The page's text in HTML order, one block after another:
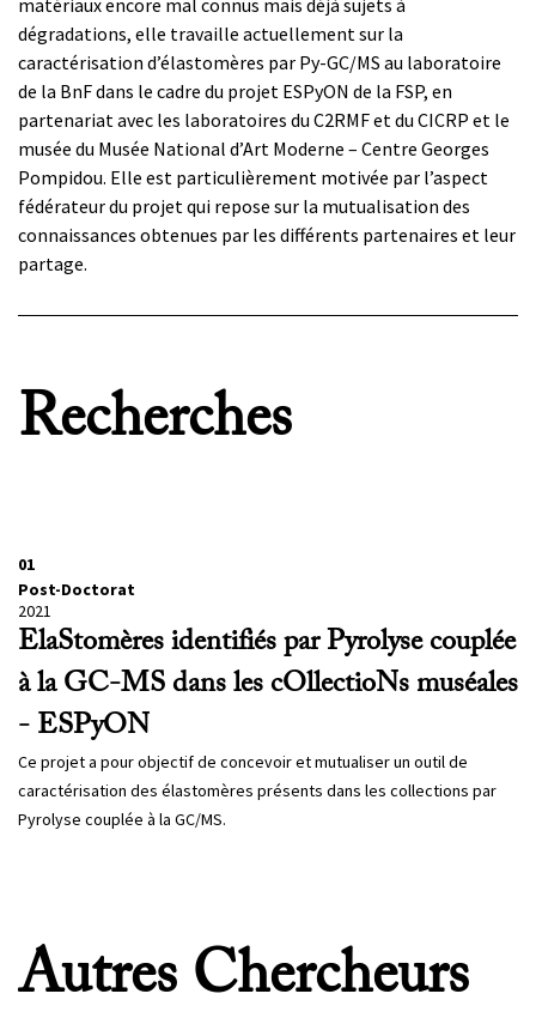
matériaux encore mal connus mais déjà sujets à
dégradations, elle travaille actuellement sur la
caractérisation d’élastomères par Py-GC/MS au laboratoire
de la BnF dans le cadre du projet ESPyON de la FSP, en
partenariat avec les laboratoires du C2RMF et du CICRP et le
musée du Musée National d’Art Moderne – Centre Georges
Pompidou. Elle est particulièrement motivée par l’aspect
fédérateur du projet qui repose sur la mutualisation des
connaissances obtenues par les différents partenaires et leur
partage.
Recherches
01
Post-Doctorat
2021
ElaStomères identifiés par Pyrolyse couplée
à la GC-MS dans les cOllectioNs muséales
- ESPyON
Ce projet a pour objectif de concevoir et mutualiser un outil de
caractérisation des élastomères présents dans les collections par
Pyrolyse couplée à la GC/MS.
Autres Chercheurs